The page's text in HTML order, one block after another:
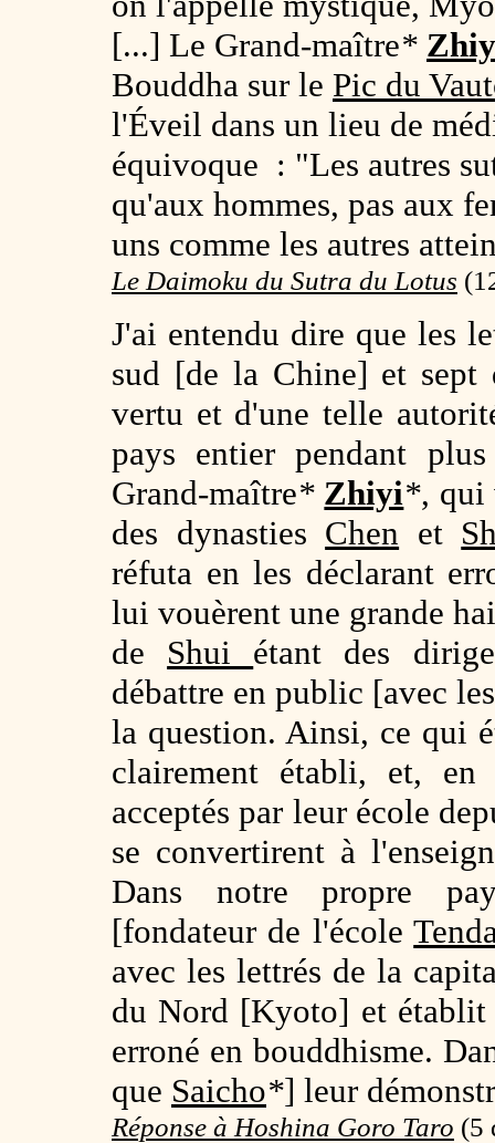
[...] Le Grand-maître*
Bouddha sur le Pic du
l'Éveil dans un lieu de
équivoque : "Les autres
qu'aux hommes, pas aux
uns comme les autres
Le Daimoku du Sutra du Lotus (
J'ai entendu dire que les
sud [de la Chine] et sept
vertu et d'une telle
pays entier pendant
Grand-maître* Zhiyi*, qui
des dynasties Chen et
réfuta en les déclarant
lui vouèrent une grande
de Shui étant des
débattre en public [avec
la question. Ainsi, ce qui
clairement établi, et, en
acceptés par leur école
se convertirent à
Dans notre propre
[fondateur de l'école
avec les lettrés de la
du Nord [Kyoto] et
erroné en bouddhisme.
que Saicho*] leur
Réponse à Hoshina Goro Taro (5